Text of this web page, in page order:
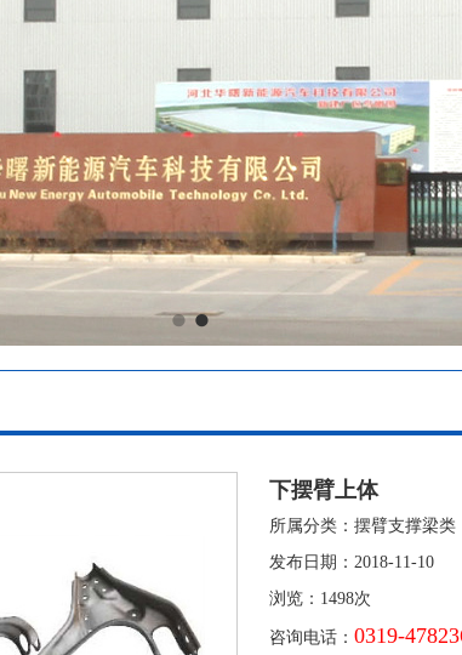
下摆臂上体
所属分类：摆臂支撑梁类
发布日期：2018-11-10
浏览： 1498次
咨询电话： 0319-